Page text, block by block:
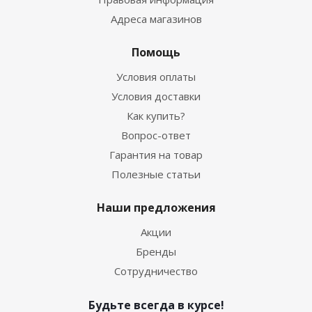
Адреса магазинов
Помощь
Условия оплаты
Условия доставки
Как купить?
Вопрос-ответ
Гарантия на товар
Полезные статьи
Наши предложения
Акции
Бренды
Сотрудничество
Будьте всегда в курсе!